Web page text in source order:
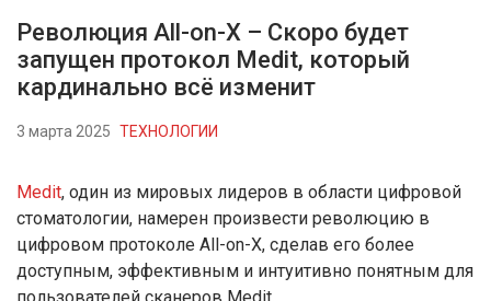
Революция All-on-X – Скоро будет
запущен протокол Medit, который
кардинально всё изменит
3 марта 2025 ТЕХНОЛОГИИ
Medit, один из мировых лидеров в области цифровой
стоматологии, намерен произвести революцию в
цифровом протоколе All-on-X, сделав его более
доступным, эффективным и интуитивно понятным для